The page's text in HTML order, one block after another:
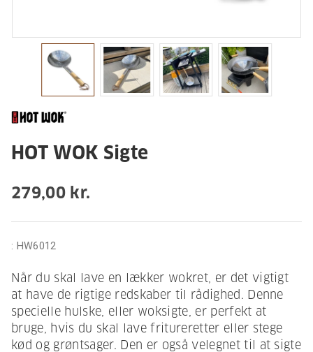
HOT WOK Sigte
279,00 kr.
: HW6012
Når du skal lave en lækker wokret, er det vigtigt
at have de rigtige redskaber til rådighed. Denne
specielle hulske, eller woksigte, er perfekt at
bruge, hvis du skal lave fritureretter eller stege
kød og grøntsager. Den er også velegnet til at sigte